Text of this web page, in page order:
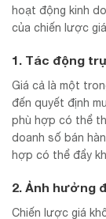
hoạt động kinh
của chiến lược
1. Tác động
Giá cả là một
đến quyết định
phù hợp có thể
doanh số bán
hợp có thể đẩy
2. Ảnh hưởng
Chiến lược giá